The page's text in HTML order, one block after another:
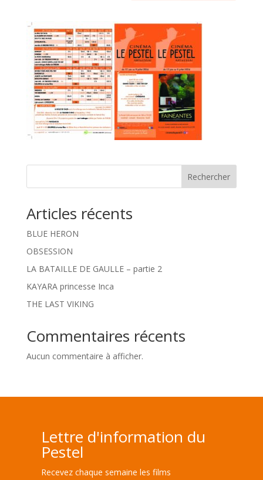
Rechercher
Articles récents
BLUE HERON
OBSESSION
LA BATAILLE DE GAULLE – partie 2
KAYARA princesse Inca
THE LAST VIKING
Commentaires récents
Aucun commentaire à afficher.
Lettre d'information du
Pestel
Recevez chaque semaine les films